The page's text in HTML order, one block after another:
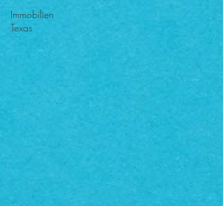
Immobilien
Texas